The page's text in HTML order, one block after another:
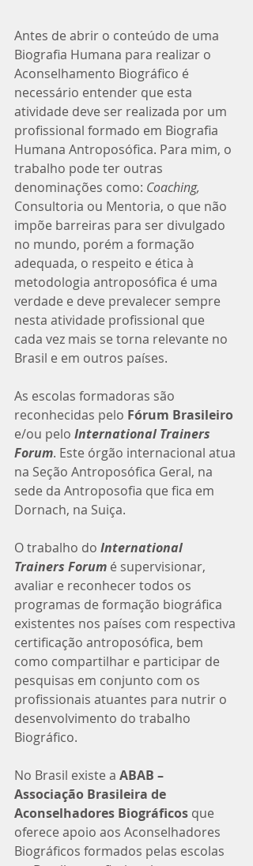
Antes de abrir o conteúdo de uma
Biografia Humana para realizar o
Aconselhamento Biográfico é
necessário entender que esta
atividade deve ser realizada por um
profissional formado em Biografia
Humana Antroposófica. Para mim, o
trabalho pode ter outras
denominações como: Coaching,
Consultoria ou Mentoria, o que não
impõe barreiras para ser divulgado
no mundo, porém a formação
adequada, o respeito e ética à
metodologia antroposófica é uma
verdade e deve prevalecer sempre
nesta atividade profissional que
cada vez mais se torna relevante no
Brasil e em outros países.
As escolas formadoras são
reconhecidas pelo Fórum Brasileiro
e/ou pelo International Trainers
Forum. Este órgão internacional atua
na Seção Antroposófica Geral, na
sede da Antroposofia que fica em
Dornach, na Suiça.
O trabalho do International
Trainers Forum é supervisionar,
avaliar e reconhecer todos os
programas de formação biográfica
existentes nos países com respectiva
certificação antroposófica, bem
como compartilhar e participar de
pesquisas em conjunto com os
profissionais atuantes para nutrir o
desenvolvimento do trabalho
Biográfico.
No Brasil existe a ABAB –
Associação Brasileira de
Aconselhadores Biográficos que
oferece apoio aos Aconselhadores
Biográficos formados pelas escolas